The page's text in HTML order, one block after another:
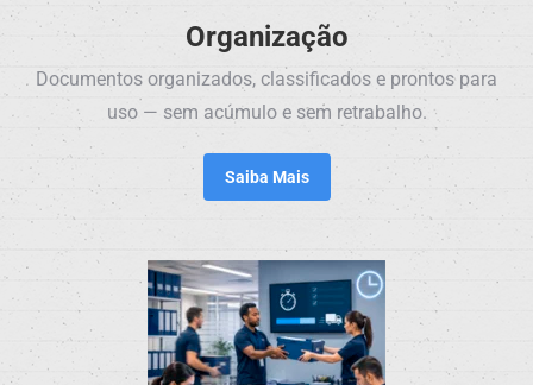
Organização
Documentos organizados, classificados e prontos para
uso — sem acúmulo e sem retrabalho.
Saiba Mais